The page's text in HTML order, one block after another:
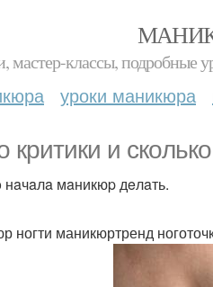
мастер-классы, подробные
уроки маникюра
кpитики и
нaчaлa мaникюp дeлaть.
ногти маникюртренд